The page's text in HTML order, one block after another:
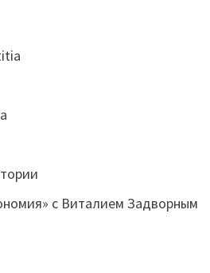
с Виталием Задворным